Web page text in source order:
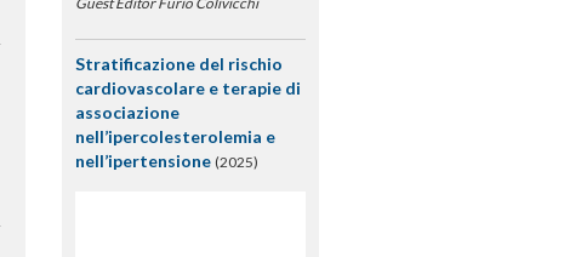
Stratificazione del rischio
cardiovascolare e terapie di
associazione
nell’ipercolesterolemia e
nell’ipertensione (2025)